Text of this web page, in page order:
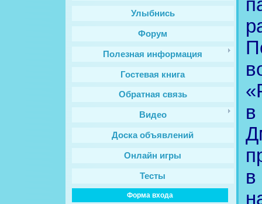
Улыбнись
Форум
Полезная информация
Гостевая книга
Обратная связь
Видео
Доска объявлений
Онлайн игры
Тесты
Форма входа